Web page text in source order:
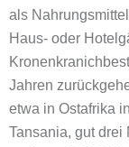
als
Haus- oder
Jahren
etwa in Ostafrika
Tansania, gut